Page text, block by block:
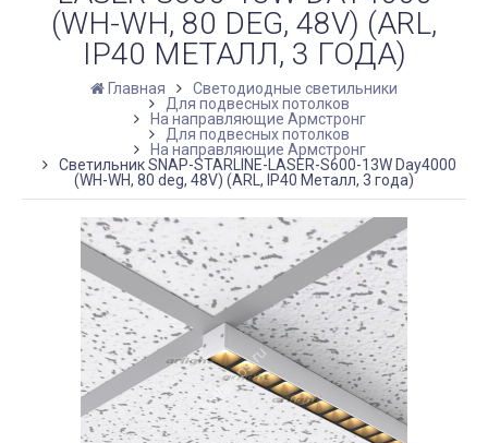
(WH-WH, 80 DEG, 48V) (ARL,
IP40 МЕТАЛЛ, 3 ГОДА)
Главная
Светодиодные светильники
Для подвесных потолков
На направляющие Армстронг
Для подвесных потолков
На направляющие Армстронг
Светильник SNAP-STARLINE-LASER-S600-13W Day4000
(WH-WH, 80 deg, 48V) (ARL, IP40 Металл, 3 года)